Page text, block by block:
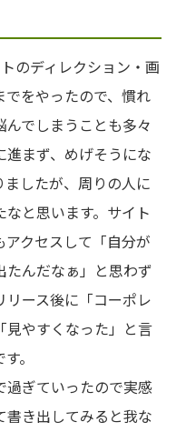
のディレクション・画
をやったので、慣れ
でしまうことも多々
進まず、めげそうにな
したが、周りの人に
と思います。サイト
クセスして「自分が
たんだなぁ」と思わず
リース後に「コーポレ
見やすくなった」と言
。
過ぎていったので実感
書き出してみると我な